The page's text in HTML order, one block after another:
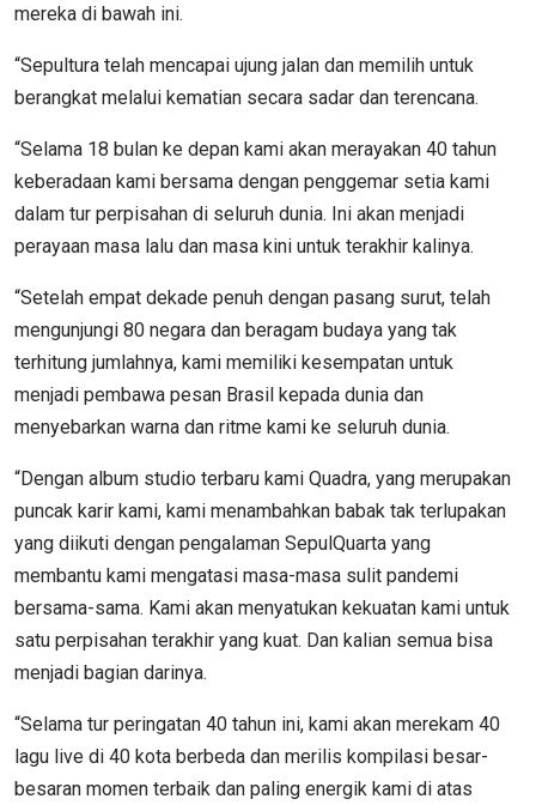
mereka di bawah ini.
“Sepultura telah mencapai ujung jalan dan memilih untuk
berangkat melalui kematian secara sadar dan terencana.
“Selama 18 bulan ke depan kami akan merayakan 40 tahun
keberadaan kami bersama dengan penggemar setia kami
dalam tur perpisahan di seluruh dunia. Ini akan menjadi
perayaan masa lalu dan masa kini untuk terakhir kalinya.
“Setelah empat dekade penuh dengan pasang surut, telah
mengunjungi 80 negara dan beragam budaya yang tak
terhitung jumlahnya, kami memiliki kesempatan untuk
menjadi pembawa pesan Brasil kepada dunia dan
menyebarkan warna dan ritme kami ke seluruh dunia.
“Dengan album studio terbaru kami Quadra, yang merupakan
puncak karir kami, kami menambahkan babak tak terlupakan
yang diikuti dengan pengalaman SepulQuarta yang
membantu kami mengatasi masa-masa sulit pandemi
bersama-sama. Kami akan menyatukan kekuatan kami untuk
satu perpisahan terakhir yang kuat. Dan kalian semua bisa
menjadi bagian darinya.
“Selama tur peringatan 40 tahun ini, kami akan merekam 40
lagu live di 40 kota berbeda dan merilis kompilasi besar-
besaran momen terbaik dan paling energik kami di atas